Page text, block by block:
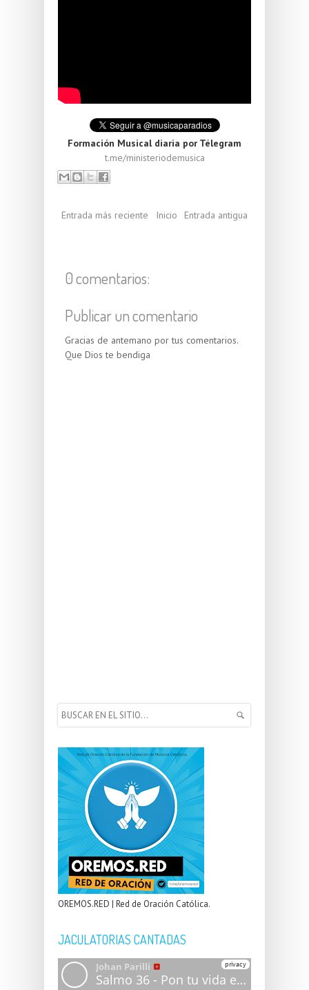
Formación Musical diaria por Télegram
t.me/ministeriodemusica
Entrada más reciente Entrada antigua
Inicio
0 comentarios:
Publicar un comentario
Gracias de antemano por tus comentarios.
Que Dios te bendiga
OREMOS.RED | Red de Oración Católica.
JACULATORIAS CANTADAS